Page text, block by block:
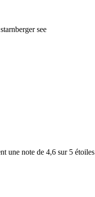
see
une note de 4,6 sur 5 étoiles